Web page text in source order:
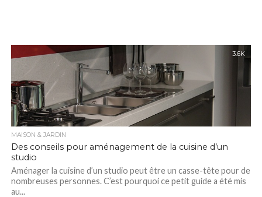
3.6K
MAISON & JARDIN
Des conseils pour aménagement de la cuisine d’un
studio
Aménager la cuisine d’un studio peut être un casse-tête pour de
nombreuses personnes. C’est pourquoi ce petit guide a été mis
au...